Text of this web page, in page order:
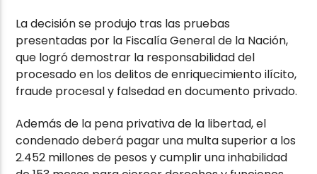
La decisión se produjo tras las pruebas
presentadas por la Fiscalía General de la Nación,
que logró demostrar la responsabilidad del
procesado en los delitos de enriquecimiento ilícito,
fraude procesal y falsedad en documento privado.
Además de la pena privativa de la libertad, el
condenado deberá pagar una multa superior a los
2.452 millones de pesos y cumplir una inhabilidad